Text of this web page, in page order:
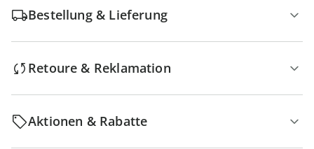
Bestellung & Lieferung
Retoure & Reklamation
Aktionen & Rabatte